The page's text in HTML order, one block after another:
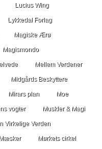
Lucius Wing
Lykkedal Forlag
Magiske Ærø
Magismondo
Mellem Verdener
Midgårds Beskyttere
Mirars plan Moe
vogter Muskler & Magi
Virkelige Verden
Mæsker Mørkets cirkel